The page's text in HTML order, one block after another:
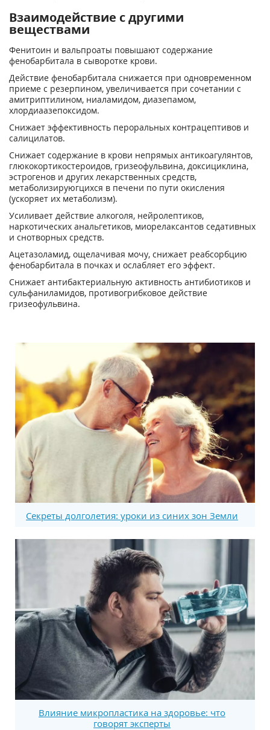
Взаимодействие с другими
веществами
Фенитоин и вальпроаты повышают содержание
фенобарбитала в сыворотке крови.
Действие фенобарбитала снижается при одновременном
приеме с резерпином, увеличивается при сочетании с
амитриптилином, ниаламидом, диазепамом,
хлордиаазепоксидом.
Снижает эффективность пероральных контрацептивов и
салицилатов.
Снижает содержание в крови непрямых антикоагулянтов,
глюкокортикостероидов, гризеофульвина, доксициклина,
эстрогенов и других лекарственных средств,
метаболизируюгцихся в печени по пути окисления
(ускоряет их метаболизм).
Усиливает действие алкоголя, нейролептиков,
наркотических анальгетиков, миорелаксантов седативных
и снотворных средств.
Ацетазоламид, ощелачивая мочу, снижает реабсорбцию
фенобарбитала в почках и ослабляет его эффект.
Снижает антибактериальную активность антибиотиков и
сульфаниламидов, противогрибковое действие
гризеофульвина.
Секреты долголетия: уроки из синих зон Земли
Влияние микропластика на здоровье: что
говорят эксперты